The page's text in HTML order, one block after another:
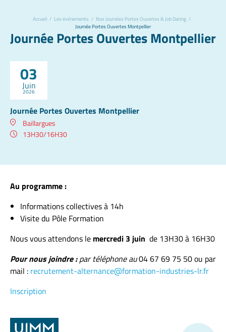
Accueil / Les événements / Nos Journées Portes Ouvertes & Job Dating /
Journée Portes Ouvertes Montpellier
Journée Portes Ouvertes Montpellier
03
Juin
2026
Journée Portes Ouvertes Montpellier
Baillargues
13H30/16H30
Au programme :
Informations collectives à 14h
Visite du Pôle Formation
Nous vous attendons le mercredi 3 juin de 13H30 à 16H30
Pour nous joindre :par téléphone au04 67 69 75 50 ou par
mail : recrutement-alternance@formation-industries-lr.fr
Inscription